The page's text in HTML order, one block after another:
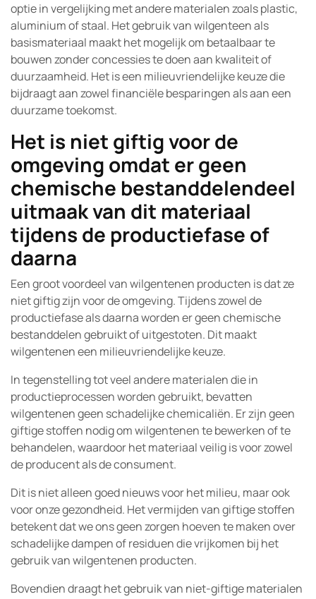
optie in vergelijking met andere materialen zoals plastic,
aluminium of staal. Het gebruik van wilgenteen als
basismateriaal maakt het mogelijk om betaalbaar te
bouwen zonder concessies te doen aan kwaliteit of
duurzaamheid. Het is een milieuvriendelijke keuze die
bijdraagt aan zowel financiële besparingen als aan een
duurzame toekomst.
Het is niet giftig voor de
omgeving omdat er geen
chemische bestanddelendeel
uitmaak van dit materiaal
tijdens de productiefase of
daarna
Een groot voordeel van wilgentenen producten is dat ze
niet giftig zijn voor de omgeving. Tijdens zowel de
productiefase als daarna worden er geen chemische
bestanddelen gebruikt of uitgestoten. Dit maakt
wilgentenen een milieuvriendelijke keuze.
In tegenstelling tot veel andere materialen die in
productieprocessen worden gebruikt, bevatten
wilgentenen geen schadelijke chemicaliën. Er zijn geen
giftige stoffen nodig om wilgentenen te bewerken of te
behandelen, waardoor het materiaal veilig is voor zowel
de producent als de consument.
Dit is niet alleen goed nieuws voor het milieu, maar ook
voor onze gezondheid. Het vermijden van giftige stoffen
betekent dat we ons geen zorgen hoeven te maken over
schadelijke dampen of residuen die vrijkomen bij het
gebruik van wilgentenen producten.
Bovendien draagt het gebruik van niet-giftige materialen